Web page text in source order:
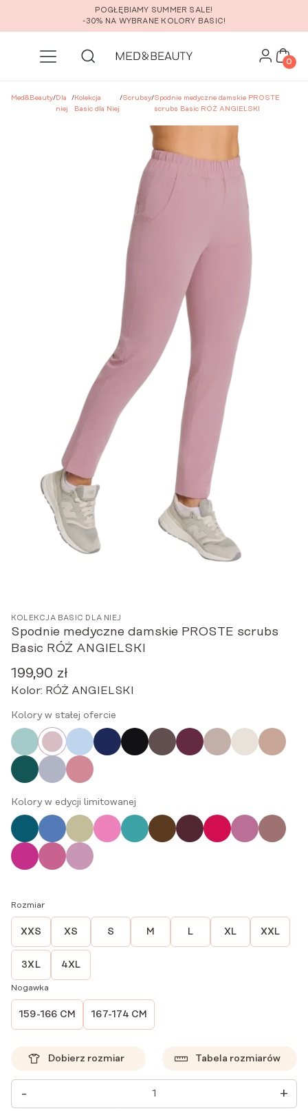
Przejdź do głównej zawartości
POGŁĘBIAMY SUMMER SALE!
-30% NA WYBRANE KOLORY BASIC!
0
Med&Beauty/Dla
niej
/Kolekcja
Basic dla Niej
/Scrubsy/Spodnie medyczne damskie PROSTE
scrubs Basic RÓŻ ANGIELSKI
KOLEKCJA BASIC DLA NIEJ
Spodnie medyczne damskie PROSTE scrubs
Basic RÓŻ ANGIELSKI
199,90 zł
Kolor: RÓŻ ANGIELSKI
Kolory w stałej ofercie
Kolory w edycji limitowanej
Rozmiar
XXS XS S M L XL XXL
3XL 4XL
Nogawka
159-166 CM 167-174 CM
Dobierz rozmiar Tabela rozmiarów
-
ILOŚĆ
SPODNIE
MEDYCZNE
+